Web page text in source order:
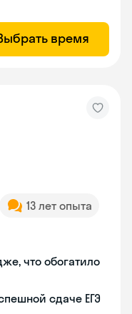
время
13 лет опыта
что обогатило
сдаче ЕГЭ